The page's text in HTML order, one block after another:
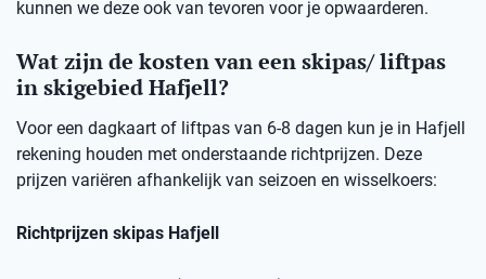
kunnen we deze ook van tevoren voor je opwaarderen.
Wat zijn de kosten van een skipas/ liftpas
in skigebied Hafjell?
Voor een dagkaart of liftpas van 6-8 dagen kun je in Hafjell
rekening houden met onderstaande richtprijzen. Deze
prijzen variëren afhankelijk van seizoen en wisselkoers:
Richtprijzen skipas Hafjell